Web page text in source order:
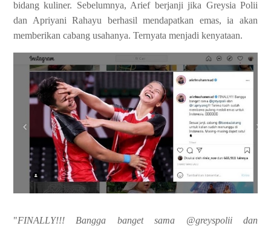
bidang kuliner. Sebelumnya, Arief berjanji jika Greysia Polii
dan Apriyani Rahayu berhasil mendapatkan emas, ia akan
memberikan cabang usahanya. Ternyata menjadi kenyataan.
"FINALLY!!! Bangga banget sama @greyspolii dan